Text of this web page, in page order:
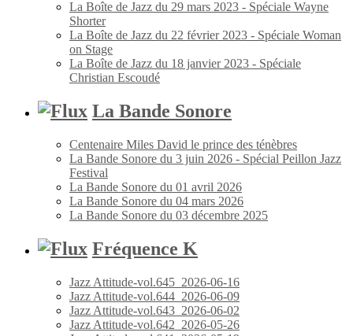
La Boîte de Jazz du 29 mars 2023 - Spéciale Wayne
Shorter
La Boîte de Jazz du 22 février 2023 - Spéciale Woman
on Stage
La Boîte de Jazz du 18 janvier 2023 - Spéciale
Christian Escoudé
La Bande Sonore
Centenaire Miles David le prince des ténèbres
La Bande Sonore du 3 juin 2026 - Spécial Peillon Jazz
Festival
La Bande Sonore du 01 avril 2026
La Bande Sonore du 04 mars 2026
La Bande Sonore du 03 décembre 2025
Fréquence K
Jazz Attitude-vol.645_2026-06-16
Jazz Attitude-vol.644_2026-06-09
Jazz Attitude-vol.643_2026-06-02
Jazz Attitude-vol.642_2026-05-26